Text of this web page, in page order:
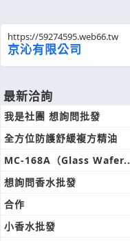
https://59274595.web66.tw
京沁有限公司
最新洽詢
我是社團 想詢問批發
全方位防護舒緩複方精油
MC-168A（Glass Wafer..
想詢問香水批發
合作
小香水批發